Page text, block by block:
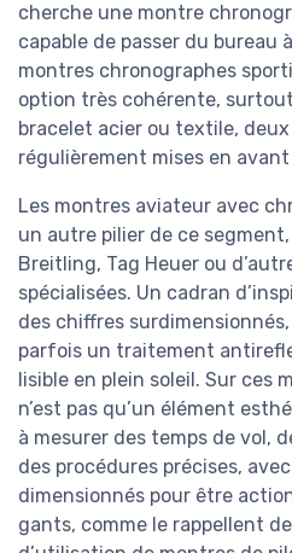
cherche une montre
capable de passer du bureau
montres chronographes
option très cohérente,
bracelet acier ou textile,
régulièrement mises en avant
Les montres aviateur avec
un autre pilier de ce
Breitling, Tag Heuer ou
spécialisées. Un cadran
des chiffres
parfois un traitement
lisible en plein soleil. Sur ces
n’est pas qu’un élément
à mesurer des temps de vol,
des procédures précises,
dimensionnés pour être
gants, comme le rappellent